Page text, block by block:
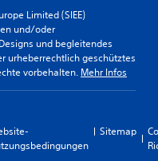
Limited (SIEE)
und/oder
und begleitendes
urheberrechtlich geschütztes
vorbehalten. Mehr Infos
Sitemap